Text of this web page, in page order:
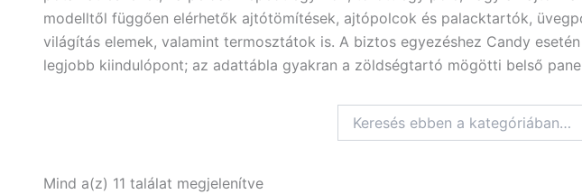
modelltől függően elérhetők ajtótömítések, ajtópolcok és palacktartók,
világítás elemek, valamint termosztátok is. A biztos egyezéshez Candy
legjobb kiindulópont; az adattábla gyakran a zöldségtartó mögötti belső
Mind a(z) 11 találat megjelenítve